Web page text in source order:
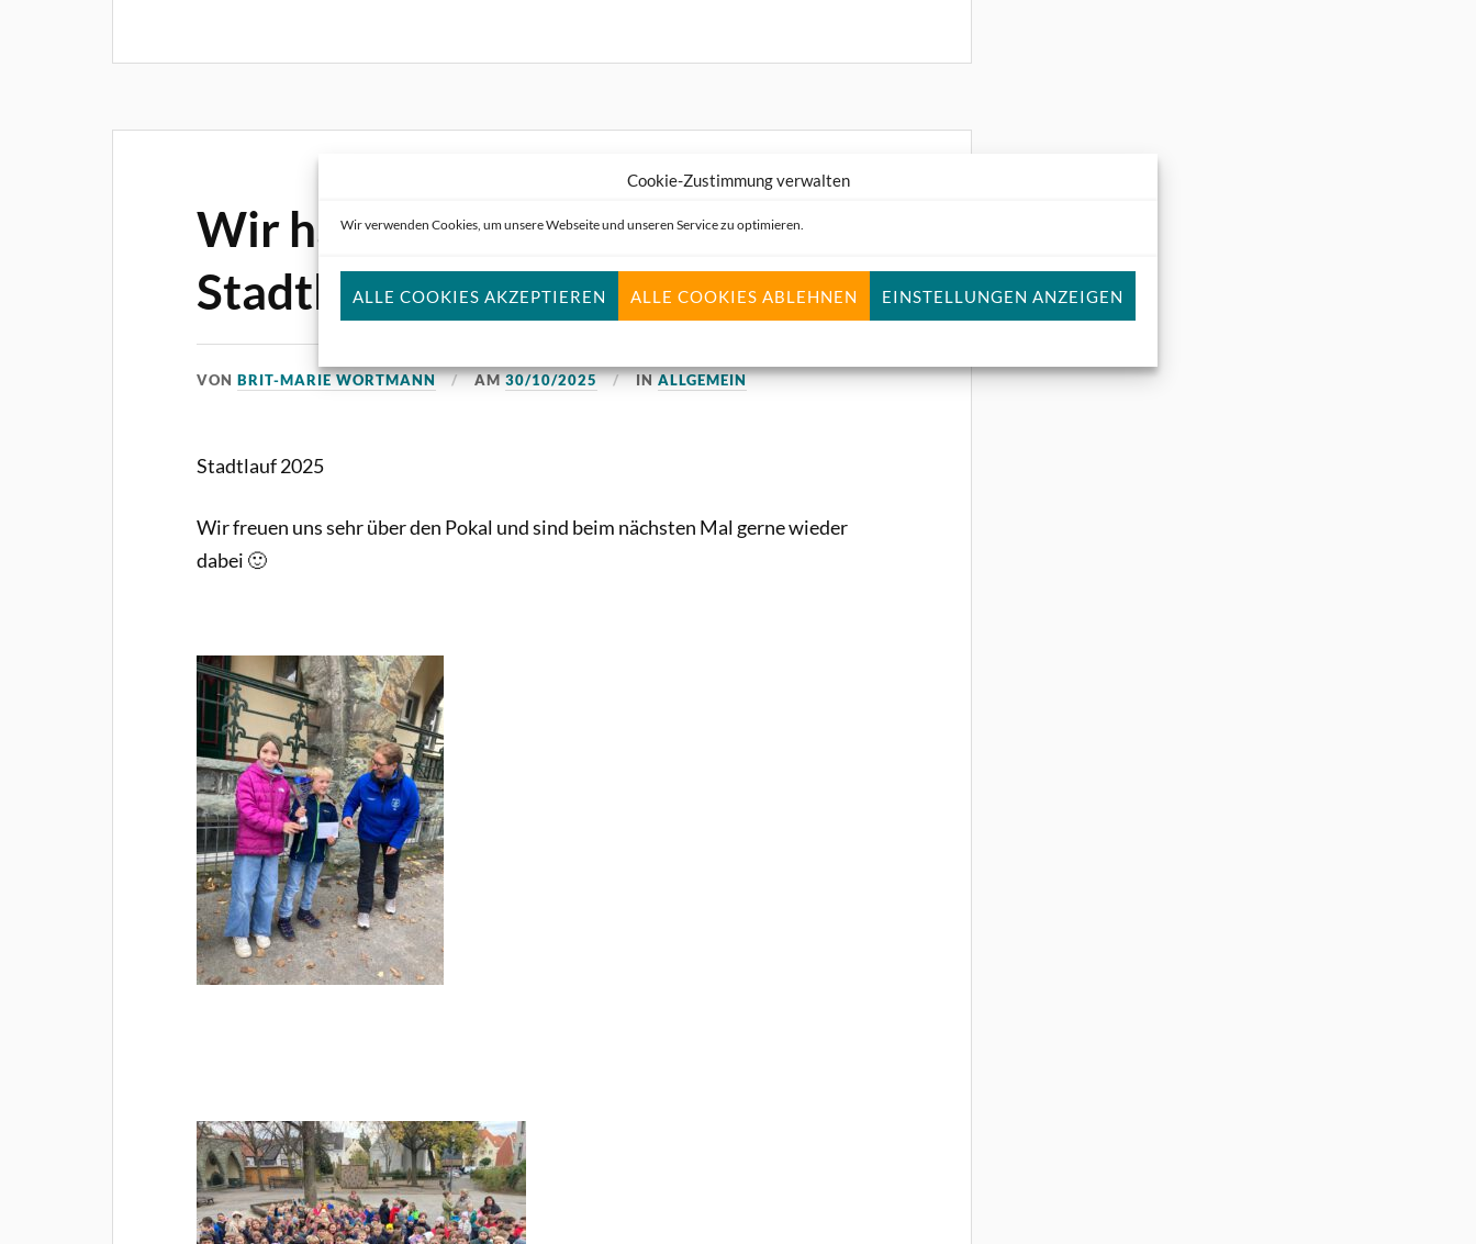
Cookie-Zustimmung verwalten
Wir verwenden Cookies, um unsere Webseite und unseren Service zu optimieren.
ALLE COOKIES AKZEPTIEREN ALLE COOKIES ABLEHNEN EINSTELLUNGEN ANZEIGEN
Wir haben erfolgreich am
Stadtlauf teilgenommen
VONBRIT-MARIE WORTMANN AM30/10/2025 INALLGEMEIN
Stadtlauf 2025
Wir freuen uns sehr über den Pokal und sind beim nächsten Mal gerne wieder
dabei 🙂